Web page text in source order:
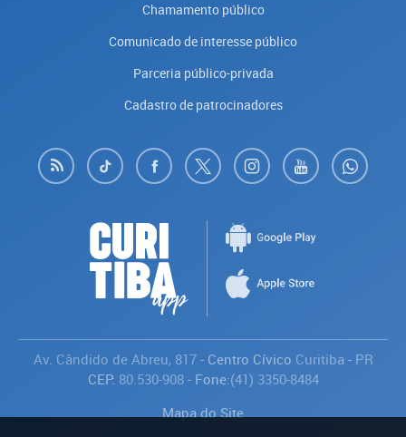
Chamamento público
Comunicado de interesse público
Parceria público-privada
Cadastro de patrocinadores
Av. Cândido de Abreu, 817- Centro Cívico Curitiba- PR
CEP: 80.530-908- Fone:(41) 3350-8484
Mapa do Site